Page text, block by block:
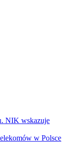
NIK wskazuje
w Polsce